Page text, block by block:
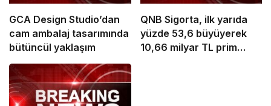
GCA Design Studio’dan
cam ambalaj tasarımında
bütüncül yaklaşım
QNB Sigorta, ilk yarıda
yüzde 53,6 büyüyerek
10,66 milyar TL prim